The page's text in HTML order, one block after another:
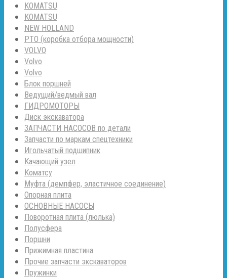
KOMATSU
KOMATSU
NEW HOLLAND
PTO (коробка отбора мощности)
VOLVO
Volvo
Volvo
Блок поршней
Ведущий/ведмый вал
ГИДРОМОТОРЫ
Диск экскаватора
ЗАПЧАСТИ НАСОСОВ по детали
Запчасти по маркам спецтехники
Игольчатый подшипник
Качающий узел
Коматсу
Муфта (демпфер, эластичное соединение)
Опорная плита
ОСНОВНЫЕ НАСОСЫ
Поворотная плита (люлька)
Полусфера
Поршни
Прижимная пластина
Прочие запчасти экскаваторов
Пружинки